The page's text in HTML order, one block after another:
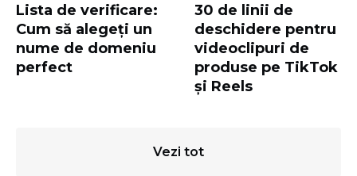
Lista de verificare:
Cum să alegeți un
nume de domeniu
perfect
30 de linii de
deschidere pentru
videoclipuri de
produse pe TikTok
și Reels
Vezi tot